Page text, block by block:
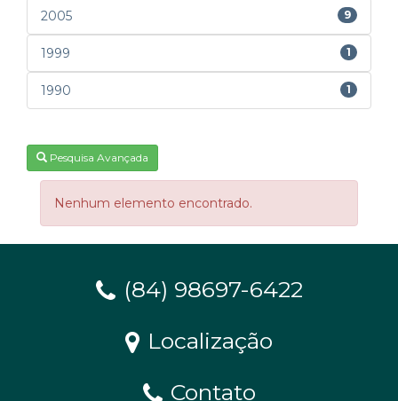
2005 9
1999 1
1990 1
Pesquisa Avançada
Nenhum elemento encontrado.
(84) 98697-6422
Localização
Contato